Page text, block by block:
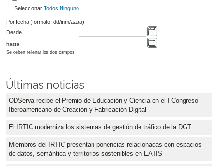
Seleccionar Todos Ninguno
Por fecha (formato: dd/mm/aaaa)
Desde
hasta
Se deben rellenar los dos campos
Últimas noticias
ODServa recibe el Premio de Educación y Ciencia en el I Congreso
Iberoamericano de Creación y Fabricación Digital
El IRTIC moderniza los sistemas de gestión de tráfico de la DGT
Miembros del IRTIC presentan ponencias relacionadas con espacios
de datos, semántica y territorios sostenibles en EATIS